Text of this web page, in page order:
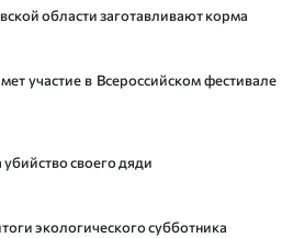
области заготавливают корма
участие в Всероссийском фестивале
своего дяди
экологического субботника